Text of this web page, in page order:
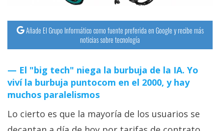
Tutoriales
Ciberseguridad
Sistemas
operativos
Profesional
Añade El Grupo Informático como fuente preferida en Google y recibe más
noticias sobre tecnología
El "big tech" niega la burbuja de la IA. Yo
viví la burbuja puntocom en el 2000, y hay
muchos paralelismos
Lo cierto es que la mayoría de los usuarios se